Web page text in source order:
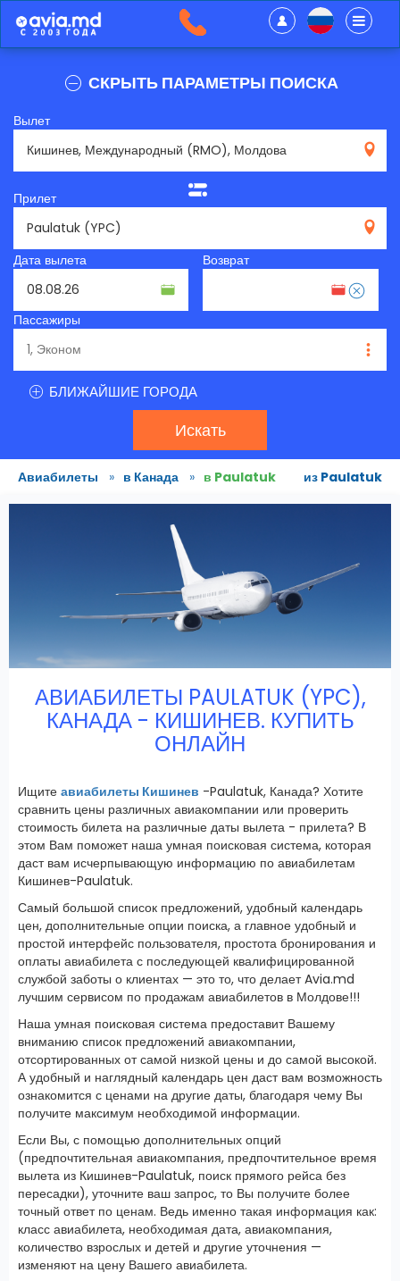
СКРЫТЬ ПАРАМЕТРЫ ПОИСКА
Вылет
Прилет
Дата вылета
Возврат
Пассажиры
БЛИЖАЙШИЕ ГОРОДА
Искать
Авиабилеты » в Канада » в Paulatuk из Paulatuk
АВИАБИЛЕТЫ PAULATUK (YPC),
КАНАДА - КИШИНЕВ. КУПИТЬ
ОНЛАЙН
Ищите авиабилеты Кишинев -Paulatuk, Канада? Хотите
сравнить цены различных авиакомпании или проверить
стоимость билета на различные даты вылета - прилета? В
этом Вам поможет наша умная поисковая система, которая
даст вам исчерпывающую информацию по авиабилетам
Кишинев-Paulatuk.
Самый большой список предложений, удобный календарь
цен, дополнительные опции поиска, а главное удобный и
простой интерфейс пользователя, простота бронирования и
оплаты авиабилета с последующей квалифицированной
службой заботы о клиентах — это то, что делает Avia.md
лучшим сервисом по продажам авиабилетов в Молдове!!!
Наша умная поисковая система предоставит Вашему
вниманию список предложений авиакомпании,
отсортированных от самой низкой цены и до самой высокой.
А удобный и наглядный календарь цен даст вам возможность
ознакомится с ценами на другие даты, благодаря чему Вы
получите максимум необходимой информации.
Если Вы, с помощью дополнительных опций
(предпочтительная авиакомпания, предпочтительное время
вылета из Кишинев-Paulatuk, поиск прямого рейса без
пересадки), уточните ваш запрос, то Вы получите более
точный ответ по ценам. Ведь именно такая информация как:
класс авиабилета, необходимая дата, авиакомпания,
количество взрослых и детей и другие уточнения —
изменяют на цену Вашего авиабилета.